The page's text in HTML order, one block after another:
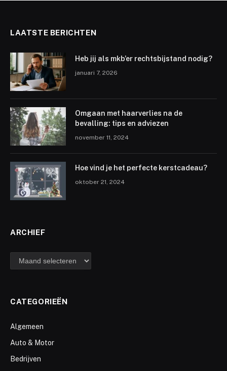
LAATSTE BERICHTEN
Heb jij als mkb’er rechtsbijstand nodig?
januari 7, 2026
Omgaan met haarverlies na de
bevalling: tips en adviezen
november 11, 2024
Hoe vind je het perfecte kerstcadeau?
oktober 21, 2024
ARCHIEF
archief
CATEGORIEËN
Algemeen
Auto & Motor
Bedrijven